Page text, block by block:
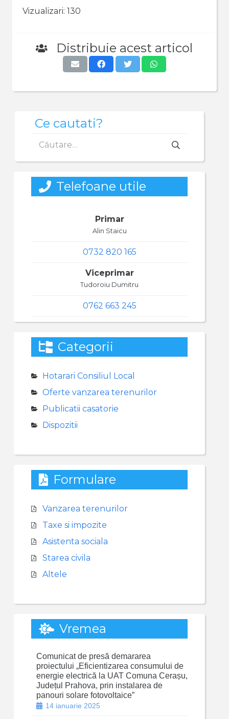
Vizualizari: 130
Distribuie acest articol
Ce cautati?
după:
Telefoane utile
Primar
Alin Staicu
0732 820 165
Viceprimar
Tudoroiu Dumitru
0762 663 245
Categorii
Hotarari Consiliul Local
Oferte vanzarea terenurilor
Publicatii casatorie
Dispozitii
Formulare
Vanzarea terenurilor
Taxe si impozite
Asistenta sociala
Starea civila
Altele
Vremea
Comunicat de presă demararea
proiectului „Eficientizarea consumului de
energie electrică la UAT Comuna Cerașu,
Județul Prahova, prin instalarea de
panouri solare fotovoltaice”
14 ianuarie 2025